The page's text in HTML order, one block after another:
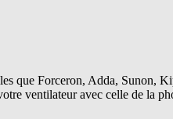
que Forceron, Adda, Sunon,
ventilateur avec celle de la